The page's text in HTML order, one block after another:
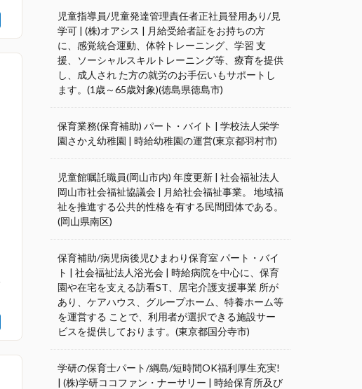
児童指導員/児童発達管理責任者正社員登用あり/見
学可 | (株)オアシス | 月給受給者証をお持ちの方
に、感覚統合運動、体幹トレーニング、学習 支
援、ソーシャルスキルトレーニング等、療育を提供
し、成人され た方の就労のお手伝いもサポートし
ます。(1歳～65歳対象)(徳島県徳島市)
保育業務(保育補助) パート・バイト | 学校法人栄学
園さかえ幼稚園 | 時給幼稚園の運営(東京都羽村市)
児童館嘱託職員(岡山市内) 年度更新 | 社会福祉法人
岡山市社会福祉協議会 | 月給社会福祉事業。 地域福
祉を推進する公共的性格を有する民間団体である。
(岡山県南区)
保育補助/病児病後児ひまわり保育室 パート・バイ
ト | 社会福祉法人浴光会 | 時給病院を中心に、保育
園や在宅を支える訪看ST、居宅介護支援事業 所が
あり、ケアハウス、グループホーム、特養ホーム等
を運営する ことで、利用者が選択できる施設サー
ビスを提供しております。(東京都国分寺市)
学研の保育士パート/綱島/短時間OK福利厚生充実!
| (株)学研ココファン・ナーサリー | 時給保育所及び